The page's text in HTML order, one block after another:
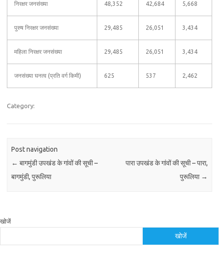
निरक्षर जनसंख्या 48,352 42,684 5,668
पुरुष निरक्षर जनसंख्या 29,485 26,051 3,434
महिला निरक्षर जनसंख्या 29,485 26,051 3,434
जनसंख्या घनत्व (प्रति वर्ग किमी) 625 537 2,462
Category:
Post navigation
← बागमुंडी उपखंड के गांवों की सूची –
बागमुंडी, पुरूलिया
पारा उपखंड के गांवों की सूची – पारा,
पुरूलिया →
खोजें
खोजें